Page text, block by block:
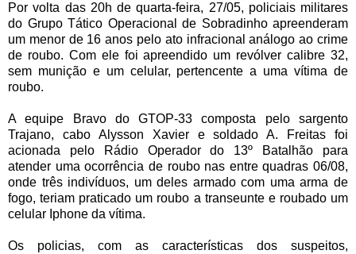
Por volta das 20h de quarta-feira, 27/05, policiais militares
do Grupo Tático Operacional de Sobradinho apreenderam
um menor de 16 anos pelo ato infracional análogo ao crime
de roubo. Com ele foi apreendido um revólver calibre 32,
sem munição e um celular, pertencente a uma vítima de
roubo.
A equipe Bravo do GTOP-33 composta pelo sargento
Trajano, cabo Alysson Xavier e soldado A. Freitas foi
acionada pelo Rádio Operador do 13º Batalhão para
atender uma ocorrência de roubo nas entre quadras 06/08,
onde três indivíduos, um deles armado com uma arma de
fogo, teriam praticado um roubo a transeunte e roubado um
celular Iphone da vítima.
Os policias, com as características dos suspeitos,